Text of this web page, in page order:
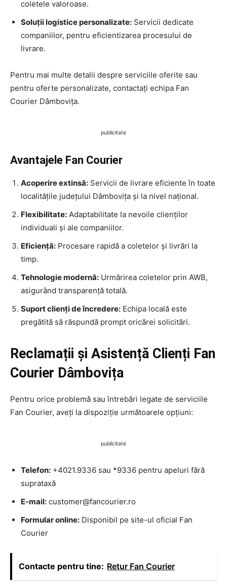
coletele valoroase.
Soluții logistice personalizate: Servicii dedicate
companiilor, pentru eficientizarea procesului de
livrare.
Pentru mai multe detalii despre serviciile oferite sau
pentru oferte personalizate, contactați echipa Fan
Courier Dâmbovița.
publicitate
Avantajele Fan Courier
Acoperire extinsă: Servicii de livrare eficiente în toate
localitățile județului Dâmbovița și la nivel național.
Flexibilitate: Adaptabilitate la nevoile clienților
individuali și ale companiilor.
Eficiență: Procesare rapidă a coletelor și livrări la
timp.
Tehnologie modernă: Urmărirea coletelor prin AWB,
asigurând transparență totală.
Suport clienți de încredere: Echipa locală este
pregătită să răspundă prompt oricărei solicitări.
Reclamații și Asistență Clienți Fan
Courier Dâmbovița
Pentru orice problemă sau întrebări legate de serviciile
Fan Courier, aveți la dispoziție următoarele opțiuni:
publicitate
Telefon: +4021.9336 sau *9336 pentru apeluri fără
suprataxă
E-mail: customer@fancourier.ro
Formular online: Disponibil pe site-ul oficial Fan
Courier
Contacte pentru tine: Retur Fan Courier